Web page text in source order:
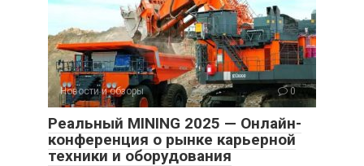
Новости и обзоры 0
Реальный MINING 2025 — Онлайн-
конференция о рынке карьерной
техники и оборудования